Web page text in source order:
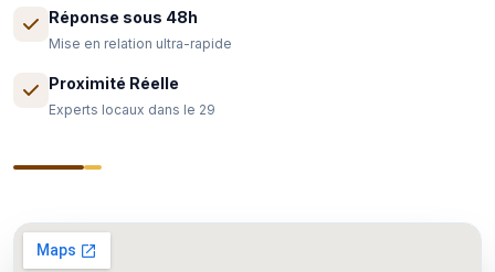
Réponse sous 48h
Mise en relation ultra-rapide
Proximité Réelle
Experts locaux dans le 29